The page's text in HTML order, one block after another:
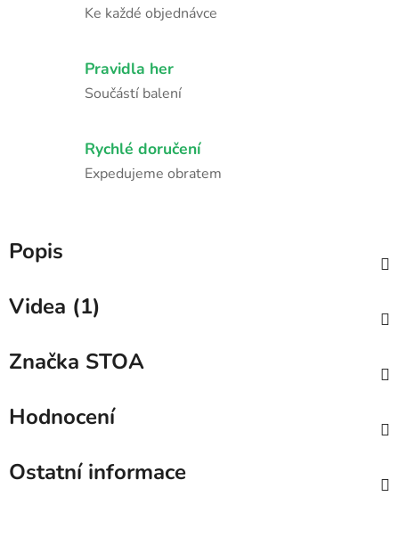
Ke každé objednávce
Pravidla her
Součástí balení
Rychlé doručení
Expedujeme obratem
Popis
Videa (1)
Značka STOA
Hodnocení
Ostatní informace